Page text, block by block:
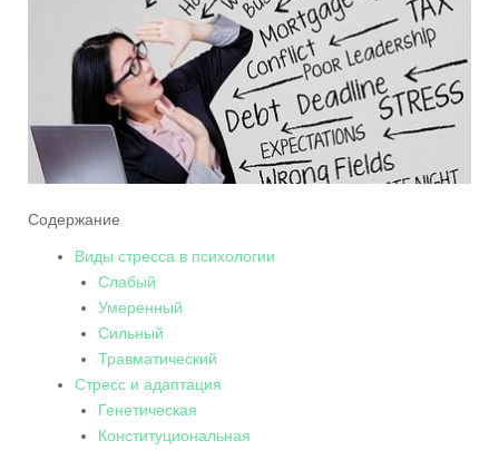
Содержание
Виды стресса в психологии
Слабый
Умеренный
Сильный
Травматический
Стресс и адаптация
Генетическая
Конституциональная